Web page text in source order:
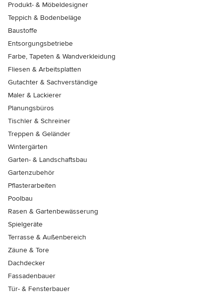
Produkt- & Möbeldesigner
Teppich & Bodenbeläge
Baustoffe
Entsorgungsbetriebe
Farbe, Tapeten & Wandverkleidung
Fliesen & Arbeitsplatten
Gutachter & Sachverständige
Maler & Lackierer
Planungsbüros
Tischler & Schreiner
Treppen & Geländer
Wintergärten
Garten- & Landschaftsbau
Gartenzubehör
Pflasterarbeiten
Poolbau
Rasen & Gartenbewässerung
Spielgeräte
Terrasse & Außenbereich
Zäune & Tore
Dachdecker
Fassadenbauer
Tür- & Fensterbauer